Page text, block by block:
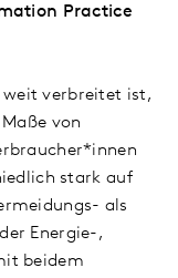
Practice
weit verbreitet ist,
von
stark auf
als
Energie-,
beidem